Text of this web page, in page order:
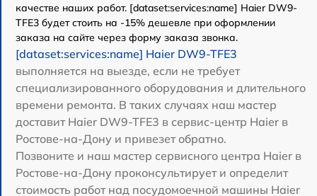
качестве наших работ. [dataset:services:name] Haier DW9-
TFE3 будет стоить на -15% дешевле при оформлении
заказа на сайте через форму заказа звонка.
[dataset:services:name] Haier DW9-TFE3
выполняется на выезде, если не требует
специализированного оборудования и длительного
времени ремонта. В таких случаях наш мастер
доставит Haier DW9-TFE3 в сервис-центр Haier в
Ростове-на-Дону и привезет обратно.
Позвоните и наш мастер сервисного центра Haier в
Ростове-на-Дону проконсультирует и определит
стоимость работ над посудомоечной машины Haier